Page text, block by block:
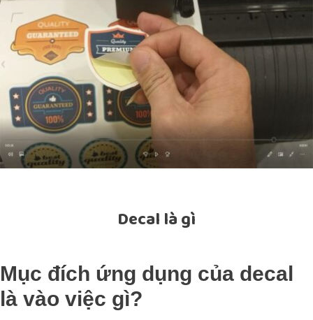
Decal là gì
Mục đích ứng dụng của decal
là vào việc gì?